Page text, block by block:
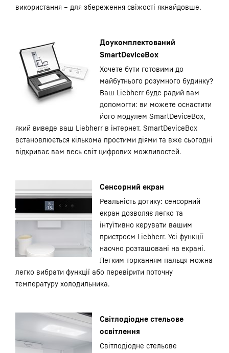
використання – для збереження свіжості якнайдовше.
Доукомплектований
SmartDeviceBox
Хочете бути готовими до
майбутнього розумного будинку?
Ваш Liebherr буде радий вам
допомогти: ви можете оснастити
його модулем SmartDeviceBox,
який виведе ваш Liebherr в інтернет. SmartDeviceBox
встановлюється кількома простими діями та вже сьогодні
відкриває вам весь світ цифрових можливостей.
Сенсорний екран
Реальність дотику: сенсорний
екран дозволяє легко та
інтуїтивно керувати вашим
пристроєм Liebherr. Усі функції
наочно розташовані на екрані.
Легким торканням пальця можна
легко вибрати функції або перевірити поточну
температуру холодильника.
Світлодіодне стельове
освітлення
Світлодіодне стельове